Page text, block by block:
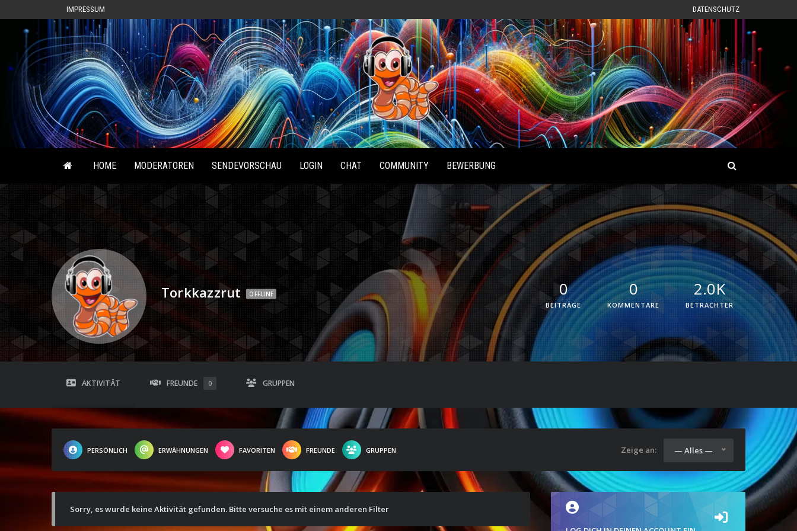
IMPRESSUM DATENSCHUTZ
Radio
Waterlu
HOME MODERATOREN SENDEVORSCHAU LOGIN CHAT COMMUNITY BEWERBUNG
Torkkazzrut OFFLINE 0
BEITRÄGE
0
KOMMENTARE
2.0K
BETRACHTER
AKTIVITÄT FREUNDE 0 GRUPPEN
PERSÖNLICH ERWÄHNUNGEN FAVORITEN FREUNDE GRUPPEN Zeige an: — Alles —
Sorry, es wurde keine Aktivität gefunden. Bitte versuche es mit einem anderen Filter